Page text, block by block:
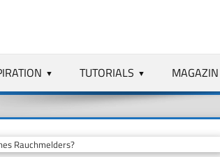
TUTORIALS MAGAZIN
Rauchmelders?